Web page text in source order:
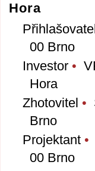
Hora
00 Brno
Investor •
Hora
Zhotovitel •
Brno
Projektant •
00 Brno